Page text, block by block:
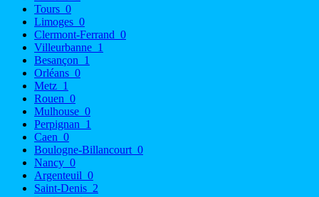
Tours 0
Limoges 0
Clermont-Ferrand 0
Villeurbanne 1
Besançon 1
Orléans 0
Metz 1
Rouen 0
Mulhouse 0
Perpignan 1
Caen 0
Boulogne-Billancourt 0
Nancy 0
Argenteuil 0
Saint-Denis 2